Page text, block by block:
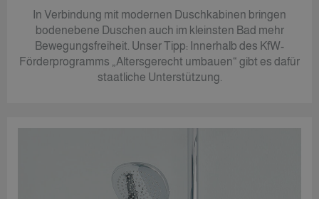
In Verbindung mit modernen Duschkabinen bringen
bodenebene Duschen auch im kleinsten Bad mehr
Bewegungsfreiheit. Unser Tipp: Innerhalb des KfW-
Förderprogramms „Altersgerecht umbauen“ gibt es dafür
staatliche Unterstützung.